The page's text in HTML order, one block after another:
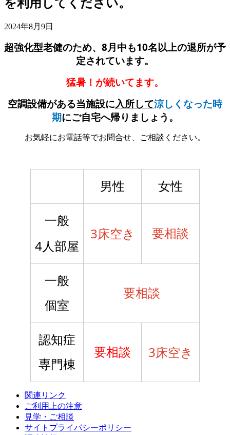
を利用してください。
2024年8月9日
超強化型老健のため、 8月中も10名以上の退所が予
定されています。
猛暑！が続いてます。
空調設備がある当施設に入所して涼しくなった時
期にご自宅へ帰りましょう。
お気軽にお電話等でお問合せ、ご相談ください。
男性 女性
一般
4人部屋
3床空き 要相談
一般
個室
要相談
認知症
専門棟
要相談 3床空き
関連リンク
ご利用上の注意
見学・ご相談
サイトプライバシーポリシー